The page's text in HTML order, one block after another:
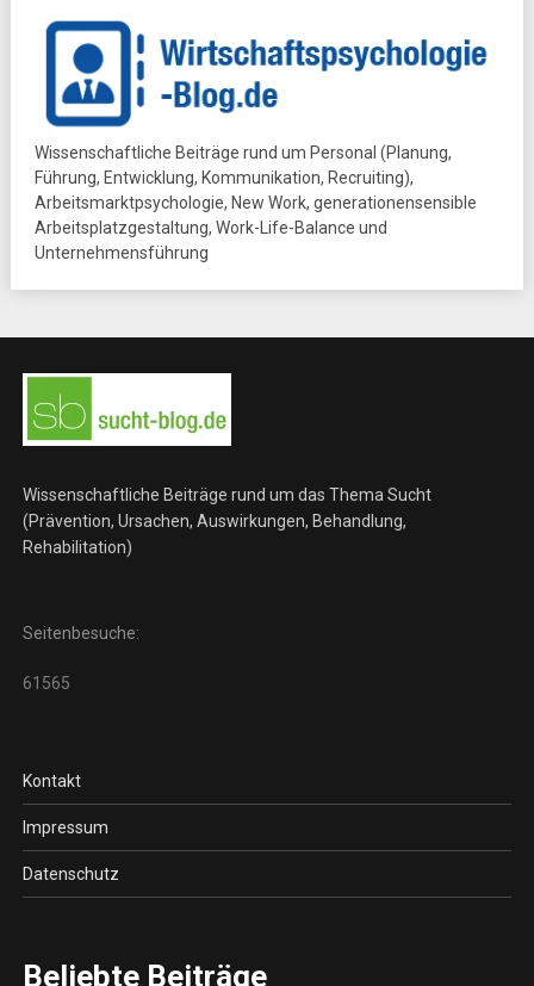
Wissenschaftliche Beiträge rund um Personal (Planung,
Führung, Entwicklung, Kommunikation, Recruiting),
Arbeitsmarktpsychologie, New Work, generationensensible
Arbeitsplatzgestaltung, Work-Life-Balance und
Unternehmensführung
Wissenschaftliche Beiträge rund um das Thema Sucht
(Prävention, Ursachen, Auswirkungen, Behandlung,
Rehabilitation)
Seitenbesuche:
61565
Kontakt
Impressum
Datenschutz
Beliebte Beiträge